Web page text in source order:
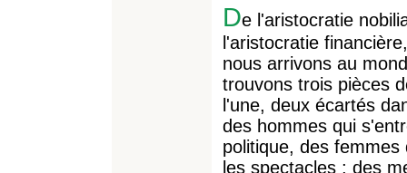
De l'aristocratie
l'aristocratie
nous arrivons au
trouvons trois pièces
l'une, deux écartés
des hommes qui
politique, des
les spectacles ; des